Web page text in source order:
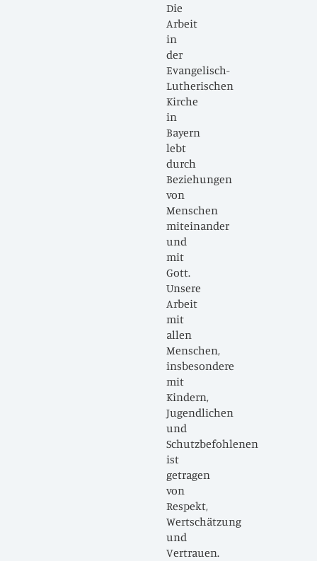
Die
Arbeit
in
der
Evangelisch-
Lutherischen
Kirche
in
Bayern
lebt
durch
Beziehungen
von
Menschen
miteinander
und
mit
Gott.
Unsere
Arbeit
mit
allen
Menschen,
insbesondere
mit
Kindern,
Jugendlichen
und
Schutzbefohlenen
ist
getragen
von
Respekt,
Wertschätzung
und
Vertrauen.